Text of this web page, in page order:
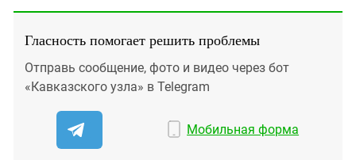
Гласность помогает решить проблемы
Отправь сообщение, фото и видео через бот
«Кавказского узла» в Telegram
Мобильная форма